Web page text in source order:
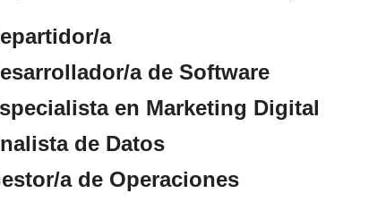
a
a de Software
en Marketing Digital
de Datos
a de Operaciones